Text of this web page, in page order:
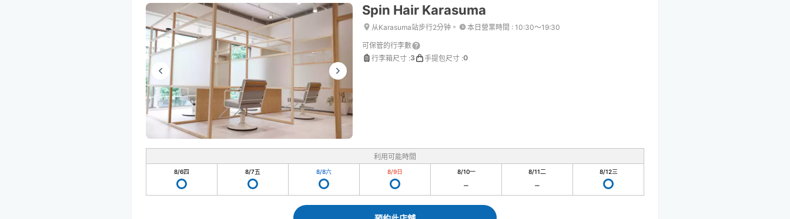
Spin Hair Karasuma
从Karasuma站步行2分钟。 本日營業時間 : 10:30〜19:30
可保管的行李數
行李箱尺寸 :3 手提包尺寸 :0
利用可能時間
8/6四 8/7五 8/8六 8/9日 8/10一 8/11二 8/12三